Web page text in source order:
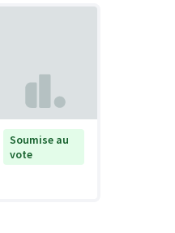
Soumise au
vote